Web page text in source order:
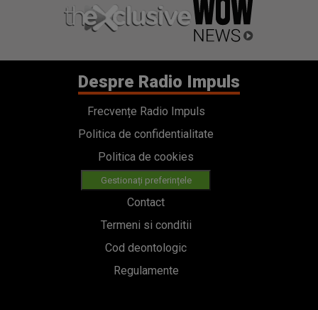
Despre Radio Impuls
Frecvențe Radio Impuls
Politica de confidentialitate
Politica de cookies
Gestionați preferințele
Contact
Termeni si conditii
Cod deontologic
Regulamente